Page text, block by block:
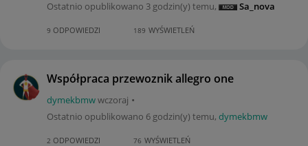
Ostatnio opublikowano 3 godzin(y) temu, Sa_nova
9 ODPOWIEDZI 189 WYŚWIETLEŃ
Współpraca przewoznik allegro one
dymekbmwwczoraj
Ostatnio opublikowano 6 godzin(y) temu, dymekbmw
2 ODPOWIEDZI 76 WYŚWIETLEŃ